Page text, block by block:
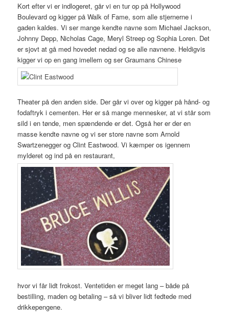
Kort efter vi er indlogeret, går vi en tur op på Hollywood
Boulevard og kigger på Walk of Fame, som alle stjernerne i
gaden kaldes. Vi ser mange kendte navne som Michael Jackson,
Johnny Depp, Nicholas Cage, Meryl Streep og Sophia Loren. Det
er sjovt at gå med hovedet nedad og se alle navnene. Heldigvis
kigger vi op en gang imellem og ser Graumans Chinese
Theater på den anden side. Der går vi over og kigger på hånd- og
fodaftryk i cementen. Her er så mange mennesker, at vi står som
sild i en tønde, men spændende er det. Også her er der en
masse kendte navne og vi ser store navne som Arnold
Swartzenegger og Clint Eastwood. Vi kæmper os igennem
mylderet og ind på en restaurant,
hvor vi får lidt frokost. Ventetiden er meget lang – både på
bestilling, maden og betaling – så vi bliver lidt fedtede med
drikkepengene.